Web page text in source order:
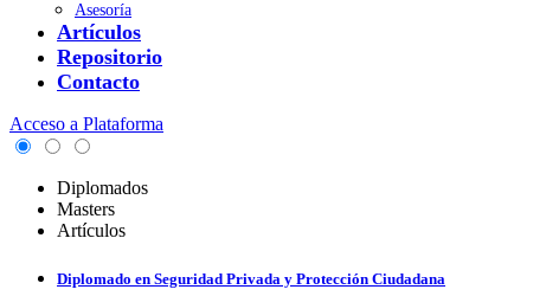
Asesoría
Artículos
Repositorio
Contacto
Acceso a Plataforma
Diplomados
Masters
Artículos
Diplomado en Seguridad Privada y Protección Ciudadana